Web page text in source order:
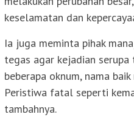
keselamatan dan
Ia juga meminta pihak
tegas agar kejadian serupa
beberapa oknum, nama
Peristiwa fatal seperti
tambahnya.